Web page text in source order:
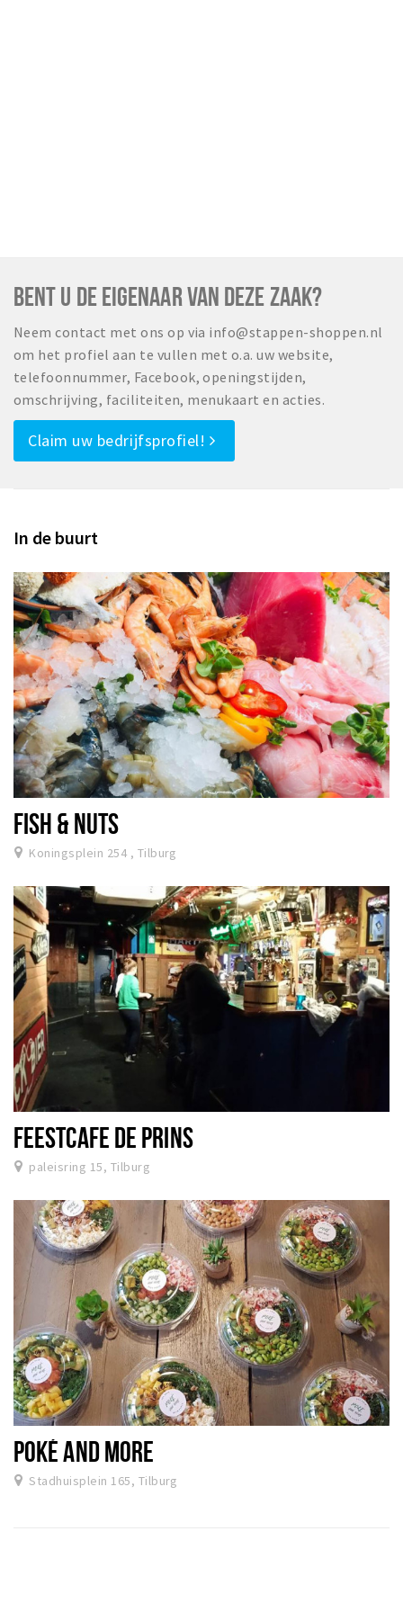
BENT U DE EIGENAAR VAN DEZE ZAAK?
Neem contact met ons op via info@stappen-shoppen.nl
om het profiel aan te vullen met o.a. uw website,
telefoonnummer, Facebook, openingstijden,
omschrijving, faciliteiten, menukaart en acties.
Claim uw bedrijfsprofiel!
In de buurt
FISH & NUTS
Koningsplein 254 , Tilburg
FEESTCAFE DE PRINS
paleisring 15, Tilburg
POKÉ AND MORE
Stadhuisplein 165, Tilburg